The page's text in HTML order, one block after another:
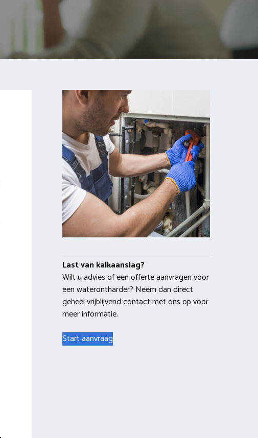
Last van kalkaanslag?
Wilt u advies of een offerte aanvragen voor
een waterontharder? Neem dan direct
geheel vrijblijvend contact met ons op voor
meer informatie.
Start aanvraag